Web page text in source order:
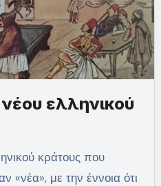
ελληνικού
«νέα», με την έννοια ότι